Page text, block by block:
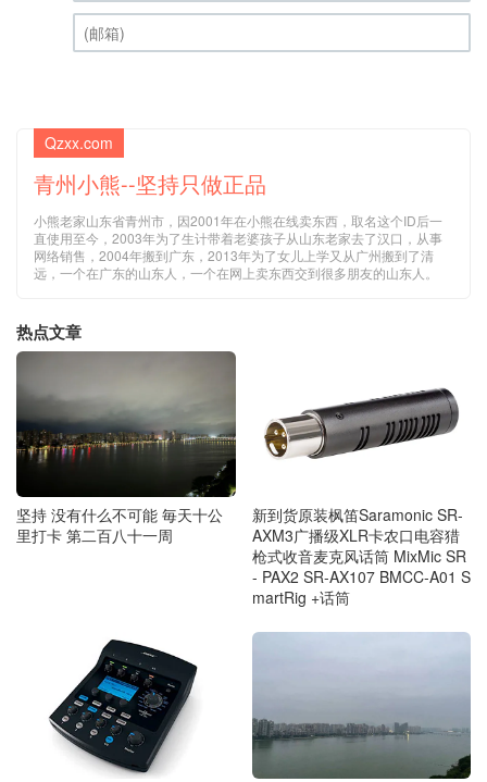
昵称 (必填)
Qzxx.com
青州小熊--坚持只做正品
小熊老家山东省青州市，因2001年在小熊在线卖东西，取名这个ID后一
直使用至今，2003年为了生计带着老婆孩子从山东老家去了汉口，从事
网络销售，2004年搬到广东，2013年为了女儿上学又从广州搬到了清
远，一个在广东的山东人，一个在网上卖东西交到很多朋友的山东人。
热点文章
坚持 没有什么不可能 毎天十公
里打卡 第二百八十一周
新到货原装枫笛Saramonic SR-
AXM3广播级XLR卡农口电容猎
枪式收音麦克风话筒 MixMic SR
- PAX2 SR-AX107 BMCC-A01 S
martRig +话筒